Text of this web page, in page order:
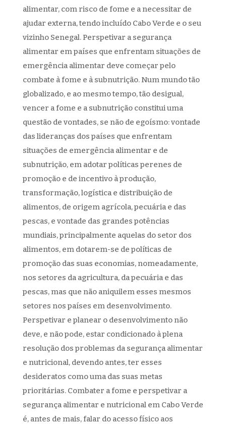
alimentar, com risco de fome e a necessitar de
ajudar externa, tendo incluído Cabo Verde e o seu
vizinho Senegal. Perspetivar a segurança
alimentar em países que enfrentam situações de
emergência alimentar deve começar pelo
combate à fome e à subnutrição. Num mundo tão
globalizado, e ao mesmo tempo, tão desigual,
vencer a fome e a subnutrição constitui uma
questão de vontades, se não de egoísmo: vontade
das lideranças dos países que enfrentam
situações de emergência alimentar e de
subnutrição, em adotar políticas perenes de
promoção e de incentivo à produção,
transformação, logística e distribuição de
alimentos, de origem agrícola, pecuária e das
pescas, e vontade das grandes potências
mundiais, principalmente aquelas do setor dos
alimentos, em dotarem-se de políticas de
promoção das suas economias, nomeadamente,
nos setores da agricultura, da pecuária e das
pescas, mas que não aniquilem esses mesmos
setores nos países em desenvolvimento.
Perspetivar e planear o desenvolvimento não
deve, e não pode, estar condicionado à plena
resolução dos problemas da segurança alimentar
e nutricional, devendo antes, ter esses
desideratos como uma das suas metas
prioritárias. Combater a fome e perspetivar a
segurança alimentar e nutricional em Cabo Verde
é, antes de mais, falar do acesso físico aos